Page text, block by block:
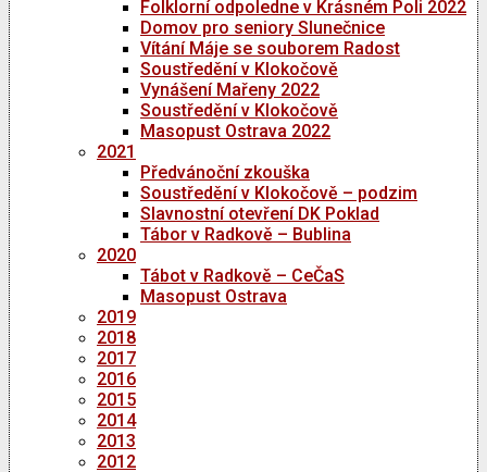
Folklorní odpoledne v Krásném Poli 2022
Domov pro seniory Slunečnice
Vítání Máje se souborem Radost
Soustředění v Klokočově
Vynášení Mařeny 2022
Soustředění v Klokočově
Masopust Ostrava 2022
2021
Předvánoční zkouška
Soustředění v Klokočově – podzim
Slavnostní otevření DK Poklad
Tábor v Radkově – Bublina
2020
Tábot v Radkově – CeČaS
Masopust Ostrava
2019
2018
2017
2016
2015
2014
2013
2012